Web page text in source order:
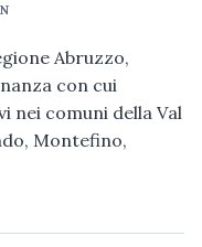
Abruzzo,
con cui
comuni della Val
Montefino,